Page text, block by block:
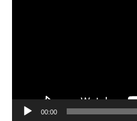
00:00